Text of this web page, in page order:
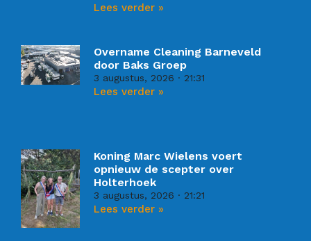
Lees verder »
Overname Cleaning Barneveld
door Baks Groep
3 augustus, 2026 21:31
Lees verder »
Koning Marc Wielens voert
opnieuw de scepter over
Holterhoek
3 augustus, 2026 21:21
Lees verder »